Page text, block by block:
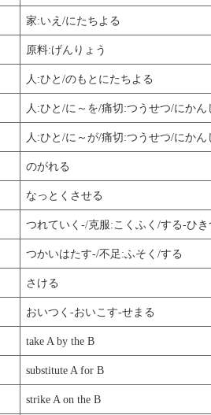
家:いえ/にたちよる
原料:げんりょう
人:ひと/のもとにたちよる
人:ひと/に～を/痛切:つうせつ/にかん
人:ひと/に～が/痛切:つうせつ/にかん
のがれる
なっとくさせる
つれていく-/克服:こくふく/する-ひき
つかいはたす-/不足:ふそく/する
さける
おいつく-おいこす-せまる
take A by the B
substitute A for B
strike A on the B